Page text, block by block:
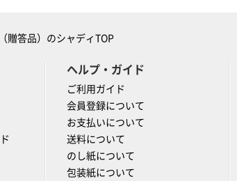
贈答品）のシャディTOP
ヘルプ・ガイド
ご利用ガイド
会員登録について
お支払いについて
送料について
のし紙について
包装紙について